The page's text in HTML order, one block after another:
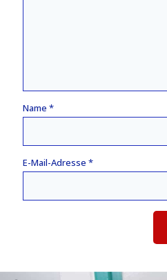
Name *
E-Mail-Adresse *